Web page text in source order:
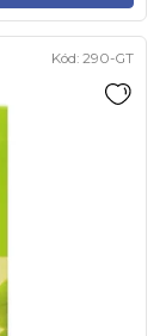
Kód: 290-GT